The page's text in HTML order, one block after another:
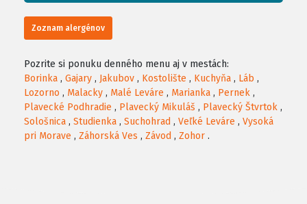
Zoznam alergénov
Pozrite si ponuku denného menu aj v mestách:
Borinka , Gajary , Jakubov , Kostolište , Kuchyňa , Láb ,
Lozorno , Malacky , Malé Leváre , Marianka , Pernek ,
Plavecké Podhradie , Plavecký Mikuláš , Plavecký Štvrtok ,
Sološnica , Studienka , Suchohrad , Veľké Leváre , Vysoká
pri Morave , Záhorská Ves , Závod , Zohor .